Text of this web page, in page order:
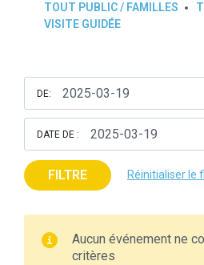
TOUT PUBLIC / FAMILLES
VISITE GUIDÉE
DE:
DATE DE :
FILTRE Réinitialiser le
Aucun événement ne
critères